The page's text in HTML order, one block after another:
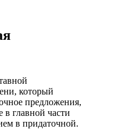
который
предложения,
в главной части
в придаточной.